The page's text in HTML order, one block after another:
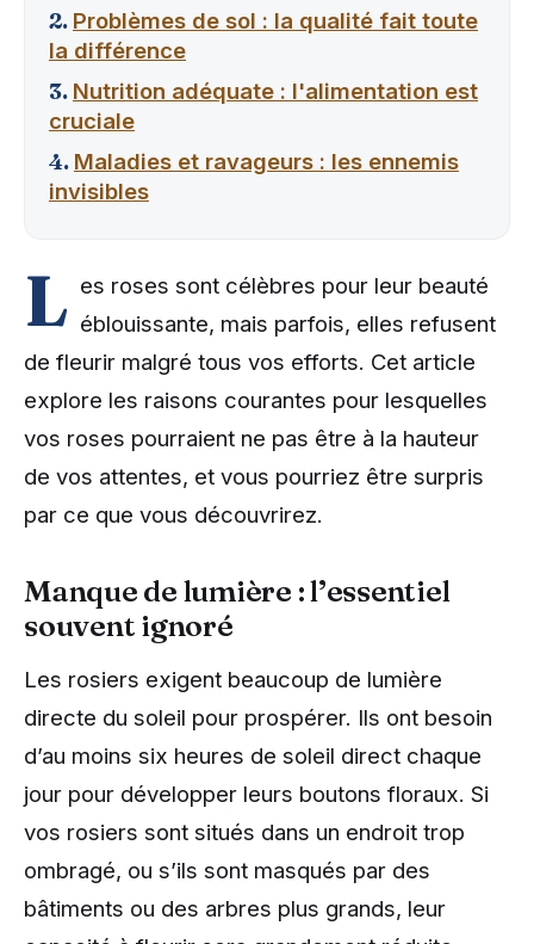
Problèmes de sol : la qualité fait toute
la différence
Nutrition adéquate : l'alimentation est
cruciale
Maladies et ravageurs : les ennemis
invisibles
L es roses sont célèbres pour leur beauté
éblouissante, mais parfois, elles refusent
de fleurir malgré tous vos efforts. Cet article
explore les raisons courantes pour lesquelles
vos roses pourraient ne pas être à la hauteur
de vos attentes, et vous pourriez être surpris
par ce que vous découvrirez.
Manque de lumière : l’essentiel
souvent ignoré
Les rosiers exigent beaucoup de lumière
directe du soleil pour prospérer. Ils ont besoin
d’au moins six heures de soleil direct chaque
jour pour développer leurs boutons floraux. Si
vos rosiers sont situés dans un endroit trop
ombragé, ou s’ils sont masqués par des
bâtiments ou des arbres plus grands, leur